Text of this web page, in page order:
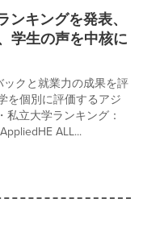
キングを発表、
学生の声を中核に
クと就業力の成果を評
を個別に評価するアジ
立大学ランキング：
ALL...